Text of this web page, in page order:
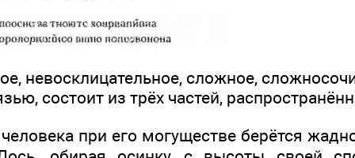
невосклицательное, сложное,
состоит из трёх частей,
при его могуществе берётся